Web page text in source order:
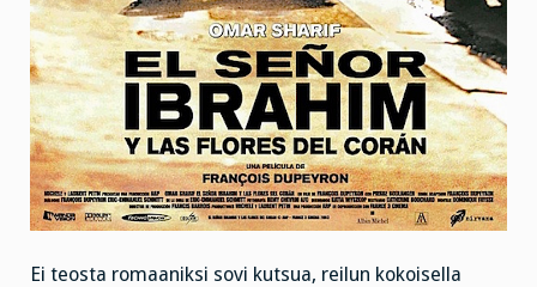
Ei teosta romaaniksi sovi kutsua, reilun kokoisella